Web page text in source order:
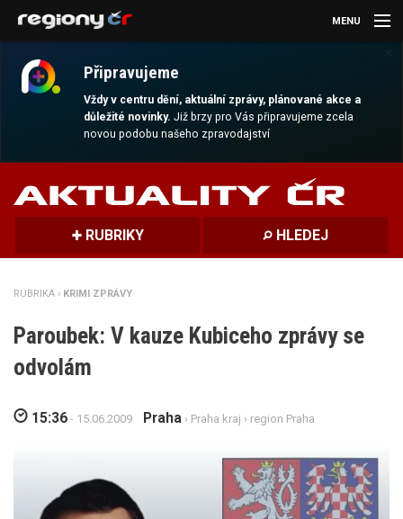
Připravujeme
Vždy v centru dění, aktuální zprávy, plánované akce a
důležité novinky.Již brzy pro Vás připravujeme zcela
novou podobu našeho zpravodajství
MENU
AKTUALITY
MAGAZÍN
DALŠÍ
REGION
RUBRIKY HLEDEJ
RUBRIKA › KRIMI ZPRÁVY
Paroubek: V kauze Kubiceho zprávy se
odvolám
15:36 - 15.06.2009 Praha › Praha kraj › region Praha